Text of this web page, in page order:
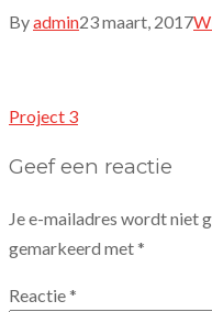
Byadmin23 maart, 2017
Post
Project 3
Geef een reactie
Je e-mailadres wordt niet
gemarkeerd met*
Reactie*